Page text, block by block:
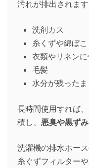
汚れが排出されます
洗剤カス
糸くずや綿ぼこ
衣類やリネン
毛髪
水分が残った
長時間使用すれば
積し、 悪臭や黒ずみ
洗濯機の排水ホー
糸ぐずフィルター